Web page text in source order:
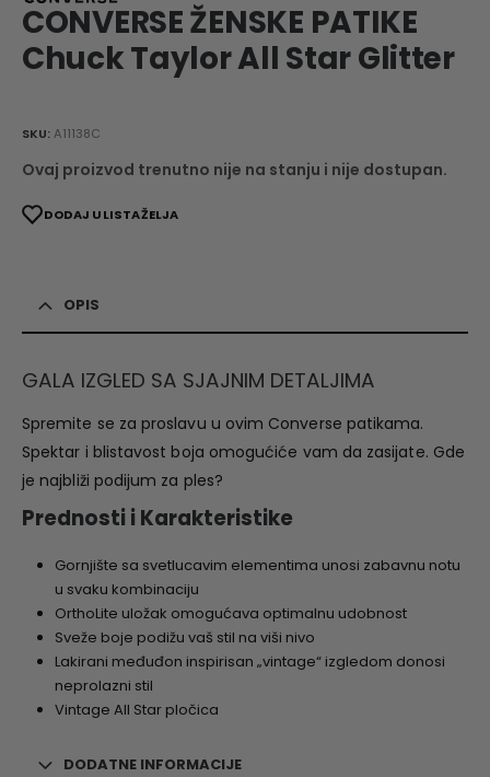
CONVERSE ŽENSKE PATIKE
Chuck Taylor All Star Glitter
SKU:A11138C
Ovaj proizvod trenutno nije na stanju i nije dostupan.
DODAJ U LISTA ŽELJA
OPIS
GALA IZGLED SA SJAJNIM DETALJIMA
Spremite se za proslavu u ovim Converse patikama.
Spektar i blistavost boja omogućiće vam da zasijate. Gde
je najbliži podijum za ples?
Prednosti i Karakteristike
Gornjište sa svetlucavim elementima unosi zabavnu notu
u svaku kombinaciju
OrthoLite uložak omogućava optimalnu udobnost
Sveže boje podižu vaš stil na viši nivo
Lakirani međuđon inspirisan „vintage“ izgledom donosi
neprolazni stil
Vintage All Star pločica
DODATNE INFORMACIJE